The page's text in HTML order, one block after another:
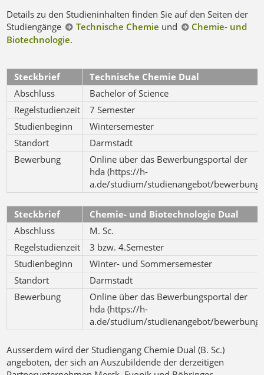
Details zu den Studieninhalten finden Sie auf den Seiten der
Studiengänge
Technische Chemie und
Chemie- und
Biotechnologie.
Steckbrief
Technische Chemie Dual
Abschluss
Bachelor of Science
Regelstudienzeit
7 Semester
Studienbeginn
Wintersemester
Standort
Darmstadt
Bewerbung
Online über das Bewerbungsportal der
hda (https://h-
a.de/studium/studienangebot/bewerbung)
Steckbrief
Chemie- und Biotechnologie Dual
Abschluss
M. Sc.
Regelstudienzeit
3 bzw. 4.Semester
Studienbeginn
Winter- und Sommersemester
Standort
Darmstadt
Bewerbung
Online über das Bewerbungsportal der
hda (https://h-
a.de/studium/studienangebot/bewerbung)
Ausserdem wird der Studiengang Chemie Dual (B. Sc.)
angeboten, der sich an Auszubildende der derzeitigen